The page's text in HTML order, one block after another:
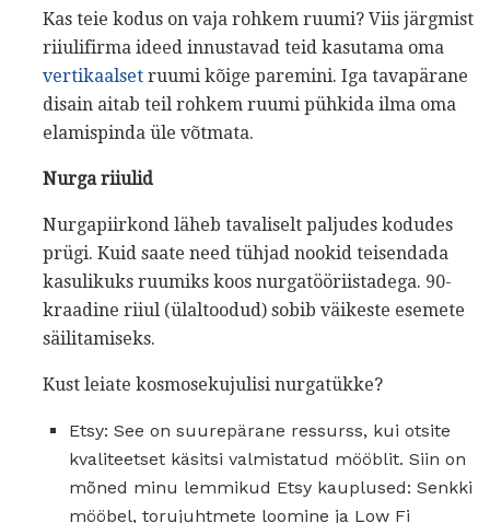
Kas teie kodus on vaja rohkem ruumi? Viis järgmist
riiulifirma ideed innustavad teid kasutama oma
vertikaalset ruumi kõige paremini. Iga tavapärane
disain aitab teil rohkem ruumi pühkida ilma oma
elamispinda üle võtmata.
Nurga riiulid
Nurgapiirkond läheb tavaliselt paljudes kodudes
prügi. Kuid saate need tühjad nookid teisendada
kasulikuks ruumiks koos nurgatööriistadega. 90-
kraadine riiul (ülaltoodud) sobib väikeste esemete
säilitamiseks.
Kust leiate kosmosekujulisi nurgatükke?
Etsy: See on suurepärane ressurss, kui otsite
kvaliteetset käsitsi valmistatud mööblit. Siin on
mõned minu lemmikud Etsy kauplused: Senkki
mööbel, torujuhtmete loomine ja Low Fi